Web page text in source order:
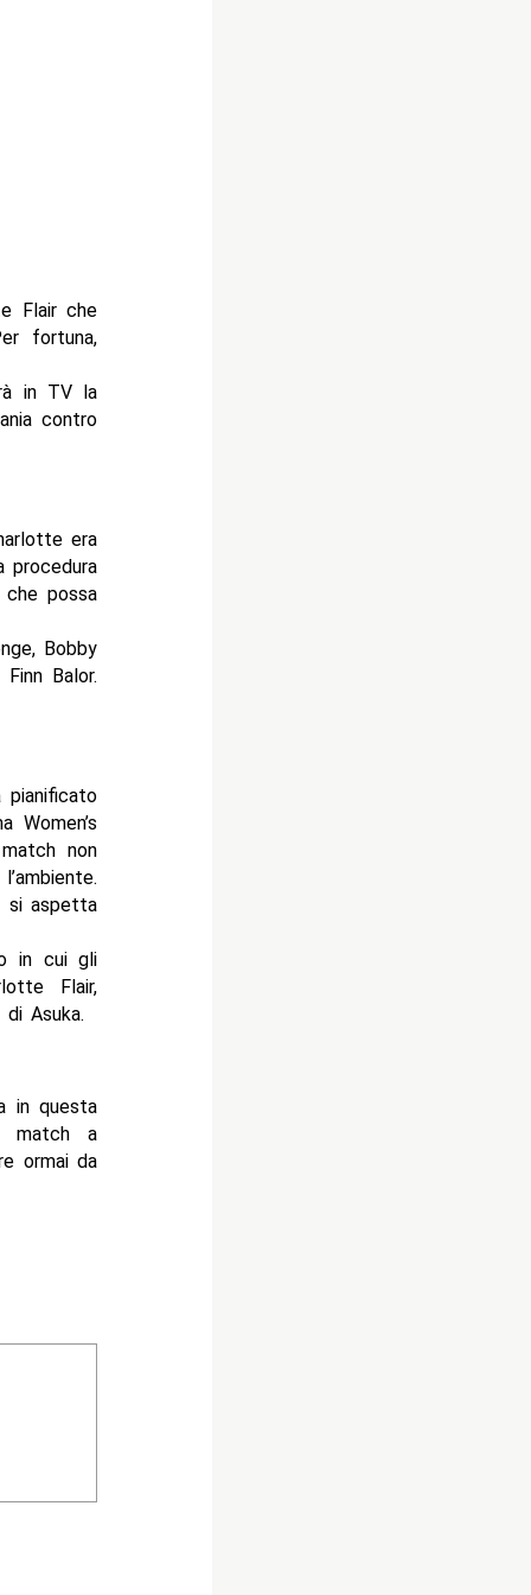
Flair che
fortuna,
in TV la
contro
era
procedura
possa
Bobby
Balor.
non
si aspetta
in cui gli
Flair,
Asuka.
in questa
match a
ormai da